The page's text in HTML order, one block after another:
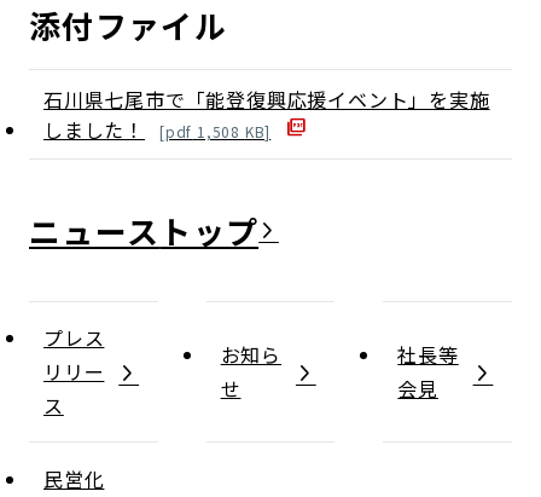
添付ファイル
石川県七尾市で「能登復興応援イベント」を実施
しました！
[pdf 1,508 KB]
ニュース
プレス
リリー
ス
お知ら
せ
社長等
会見
民営化